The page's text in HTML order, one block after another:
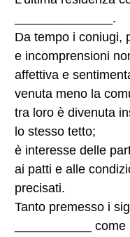
______________.
Da tempo i coniugi,
e incomprensioni
affettiva e
venuta meno la
tra loro è divenuta
lo stesso tetto;
è interesse delle
ai patti e alle
precisati.
Tanto premesso i
___________